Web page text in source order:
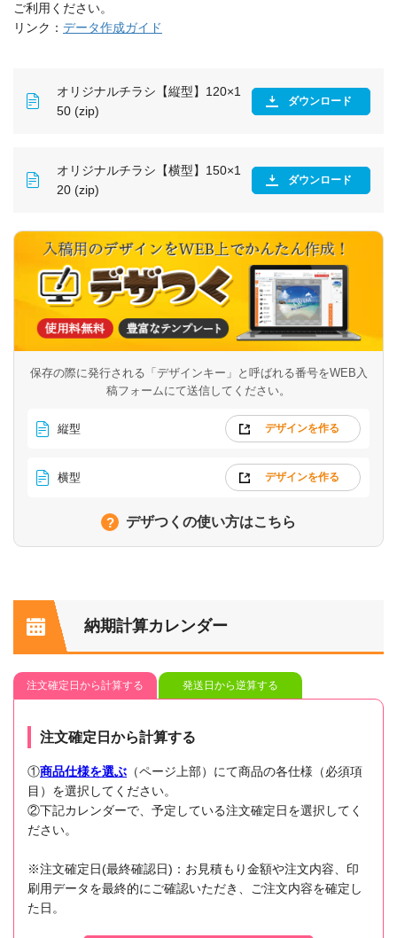
ご利用ください。
リンク： データ作成ガイド
オリジナルチラシ【縦型】120×1
50 (zip)
ダウンロード
オリジナルチラシ【横型】150×1
20 (zip)
ダウンロード
保存の際に発行される「デザインキー」と呼ばれる番号をWEB入
稿フォームにて送信してください。
縦型 デザインを作る
横型 デザインを作る
デザつくの使い方はこちら
納期計算カレンダー
注文確定日から計算する 発送日から逆算する
注文確定日から計算する
①商品仕様を選ぶ （ページ上部）にて商品の各仕様（必須項
目）を選択してください。
②下記カレンダーで、予定している注文確定日を選択してく
ださい。
※注文確定日(最終確認日)：お見積もり金額や注文内容、印
刷用データを最終的にご確認いただき、ご注文内容を確定し
た日。